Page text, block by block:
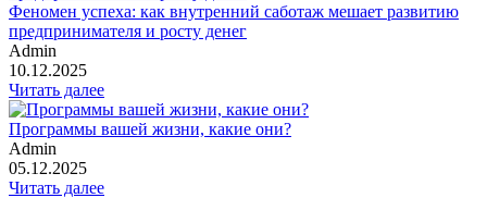
Феномен успеха: как внутренний саботаж мешает развитию
предпринимателя и росту денег
Admin
10.12.2025
Читать далее
Программы вашей жизни, какие они?
Admin
05.12.2025
Читать далее